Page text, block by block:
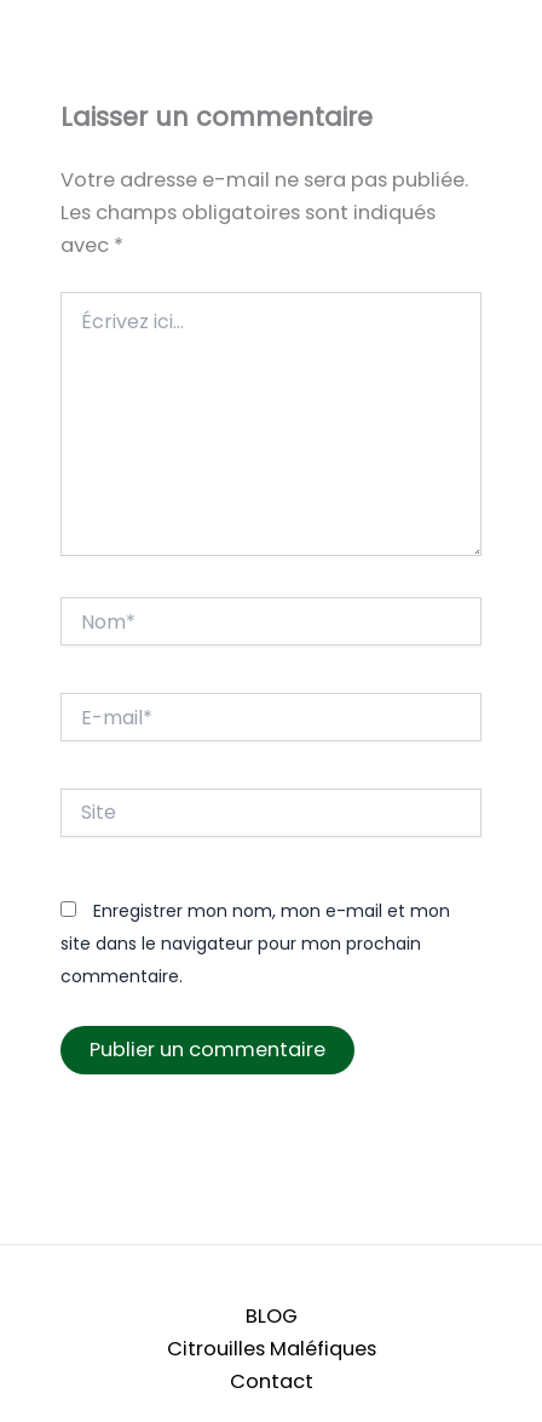
Laisser un commentaire
Votre adresse e-mail ne sera pas publiée.
Les champs obligatoires sont indiqués
avec *
ici…
mail*
Enregistrer mon nom, mon e-mail et mon
site dans le navigateur pour mon prochain
commentaire.
BLOG
Citrouilles Maléfiques
Contact